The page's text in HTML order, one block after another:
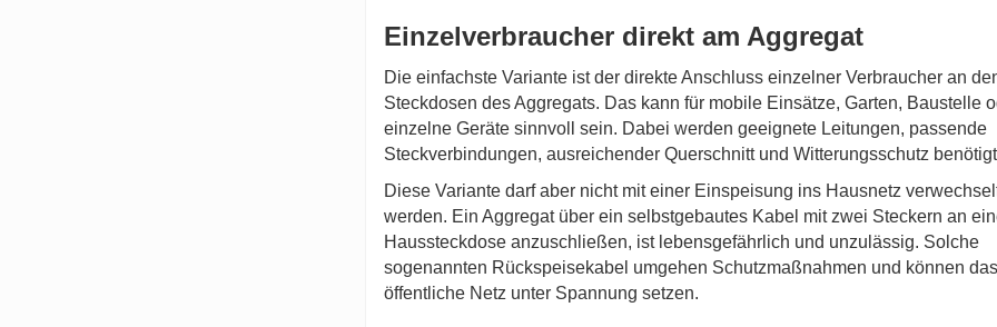
Einzelverbraucher direkt am Aggregat
Die einfachste Variante ist der direkte Anschluss einzelner Verbraucher an
Steckdosen des Aggregats. Das kann für mobile Einsätze, Garten, Baustelle
einzelne Geräte sinnvoll sein. Dabei werden geeignete Leitungen, passende
Steckverbindungen, ausreichender Querschnitt und Witterungsschutz
Diese Variante darf aber nicht mit einer Einspeisung ins Hausnetz
werden. Ein Aggregat über ein selbstgebautes Kabel mit zwei Steckern an
Haussteckdose anzuschließen, ist lebensgefährlich und unzulässig. Solche
sogenannten Rückspeisekabel umgehen Schutzmaßnahmen und können das
öffentliche Netz unter Spannung setzen.